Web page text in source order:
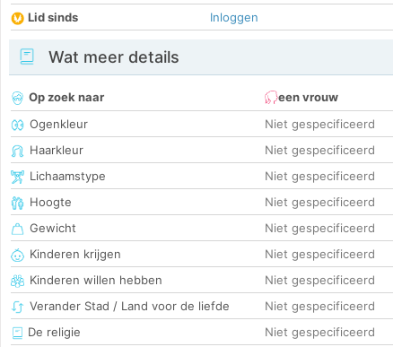
Lid sinds
Inloggen
Wat meer details
Op zoek naar
een vrouw
Ogenkleur
Niet gespecificeerd
Haarkleur
Niet gespecificeerd
Lichaamstype
Niet gespecificeerd
Hoogte
Niet gespecificeerd
Gewicht
Niet gespecificeerd
Kinderen krijgen
Niet gespecificeerd
Kinderen willen hebben
Niet gespecificeerd
Verander Stad / Land voor de liefde
Niet gespecificeerd
De religie
Niet gespecificeerd